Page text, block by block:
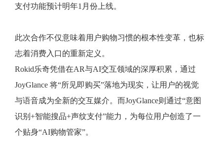
支付功能预计明年1月份上线。
此次合作不仅意味着用户购物习惯的根本性变革，也标
志着消费入口的重新定义。
Rokid乐奇凭借在AR与AI交互领域的深厚积累，通过
JoyGlance 将“所见即购买”落地为现实，让用户的视觉
与语音成为全新的交互媒介。而JoyGlance则通过“意图
识别+智能搜品+声纹支付”能力，为每位用户创造了一
个贴身“AI购物管家”。